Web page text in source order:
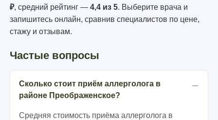
₽, средний рейтинг — 4,4 из 5. Выберите врача и
запишитесь онлайн, сравнив специалистов по цене,
стажу и отзывам.
Частые вопросы
Сколько стоит приём аллерголога в
районе Преображенское?
Средняя стоимость приёма аллерголога в